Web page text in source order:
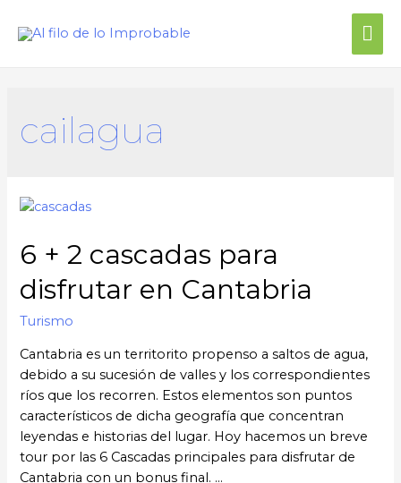
cailagua
6 + 2 cascadas para
disfrutar en Cantabria
Turismo
Cantabria es un territorito propenso a saltos de agua,
debido a su sucesión de valles y los correspondientes
ríos que los recorren. Estos elementos son puntos
característicos de dicha geografía que concentran
leyendas e historias del lugar. Hoy hacemos un breve
tour por las 6 Cascadas principales para disfrutar de
Cantabria con un bonus final. …